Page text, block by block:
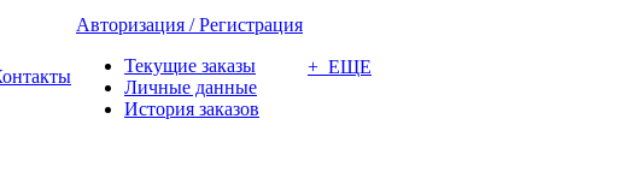
Авторизация / Регистрация
Текущие заказы
Личные данные
История заказов
+ ЕЩЕ